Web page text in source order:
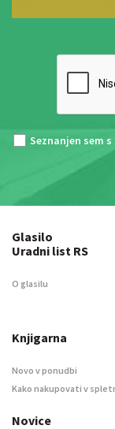
Seznanjen sem s
Glasilo
Uradni list RS
O glasilu
Knjigarna
Novo v ponudbi
Kako nakupovati v
Novice